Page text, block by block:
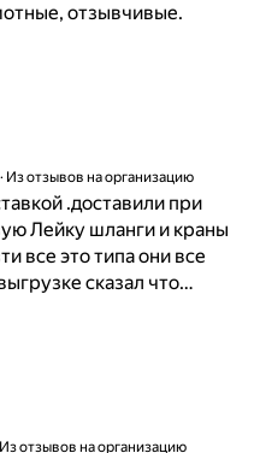
отзывчивые.
Из отзывов на организацию
.доставили при
Лейку шланги и краны
все это типа они все
сказал что…
Из отзывов на организацию